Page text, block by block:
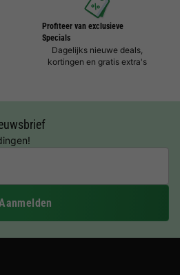
Profiteer van exclusieve
Specials
Dagelijks nieuwe deals,
kortingen en gratis extra's